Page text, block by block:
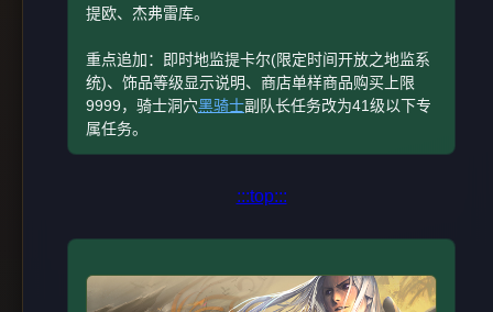
提欧、杰弗雷库。
重点追加：即时地监提卡尔(限定时间开放之地监系
统)、饰品等级显示说明、商店单样商品购买上限
9999，骑士洞穴黑骑士副队长任务改为41级以下专
属任务。
:::top:::